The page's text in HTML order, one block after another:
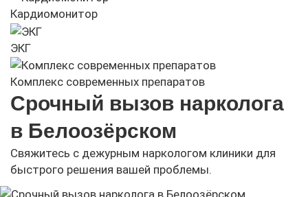
Кардиомонитор
ЭКГ
Комплекс современных препаратов
Срочный вызов нарколога
в Белоозёрском
Свяжитесь с дежурным наркологом клиники для
быстрого решения вашей проблемы.